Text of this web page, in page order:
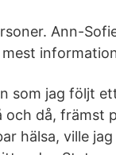
Ann-
som jag följt
då, främst
hälsa, ville